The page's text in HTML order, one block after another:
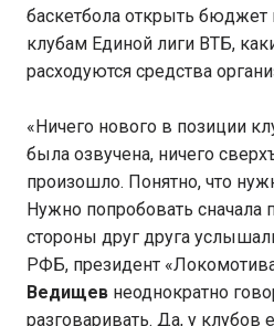
баскетбола открыть бюджет
клубам Единой лиги ВТБ,
расходуются средства
«Ничего нового в позиции
была озвучена, ничего
произошло. Понятно, что
Нужно попробовать сначала
стороны друг друга
РФБ, президент
Ведищев неоднократно
разговаривать. Да, у клубов